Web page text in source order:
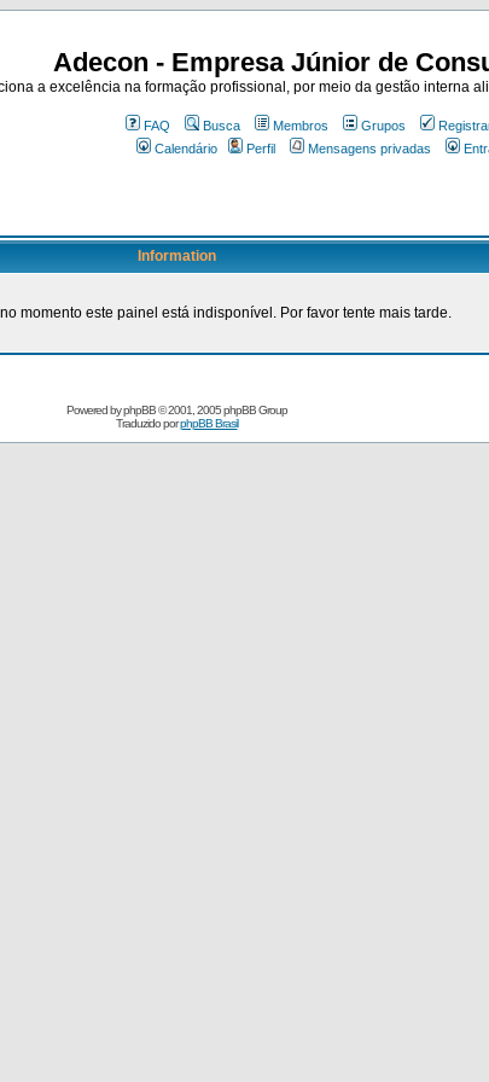
Adecon - Empresa Júnior de
a excelência na formação profissional, por meio da gestão interna
FAQ Busca Membros Grupos
Calendário
Perfil Mensagens privadas
Information
momento este painel está indisponível. Por favor tente mais tarde.
Powered byphpBB© 2001, 2005 phpBB Group
Traduzido porphpBB Brasil